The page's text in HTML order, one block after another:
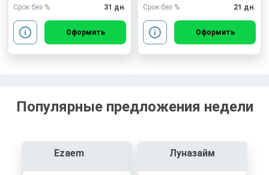
Срок без %
31 дн.
Оформить
Срок без %
21 дн.
Оформить
Популярные предложения недели
Ezaem Луназайм